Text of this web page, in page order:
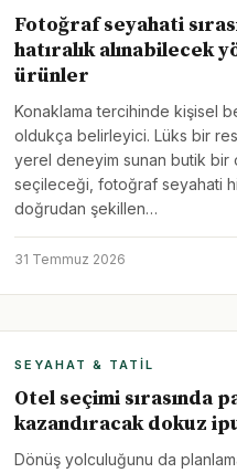
Fotoğraf seyahati
hatıralık alınabilecek
ürünler
Konaklama tercihinde kişisel
oldukça belirleyici. Lüks bir
yerel deneyim sunan butik bir
seçileceği, fotoğraf seyahati
doğrudan şekillen…
31 Temmuz 2026
SEYAHAT & TATIL
Otel seçimi sırasında
kazandıracak dokuz
Dönüş yolculuğunu da